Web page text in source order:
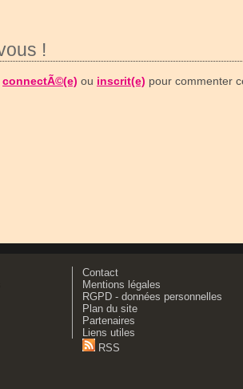
!
connectÃ©(e) ou inscrit(e) pour commenter
Contact
Mentions légales
RGPD - données personnelles
Plan du site
Partenaires
Liens utiles
RSS